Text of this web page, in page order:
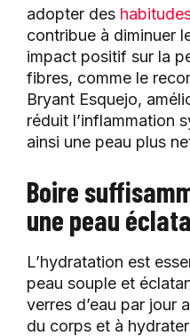
adopter des
contribue à diminuer
impact positif sur la
fibres, comme le
Bryant Esquejo,
réduit l’inflammation
ainsi une peau plus
Boire
une peau
L’hydratation est
peau souple et
verres d’eau par jour
du corps et à